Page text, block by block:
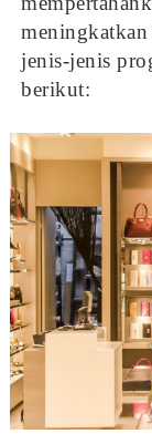
jenis-jenis
berikut: